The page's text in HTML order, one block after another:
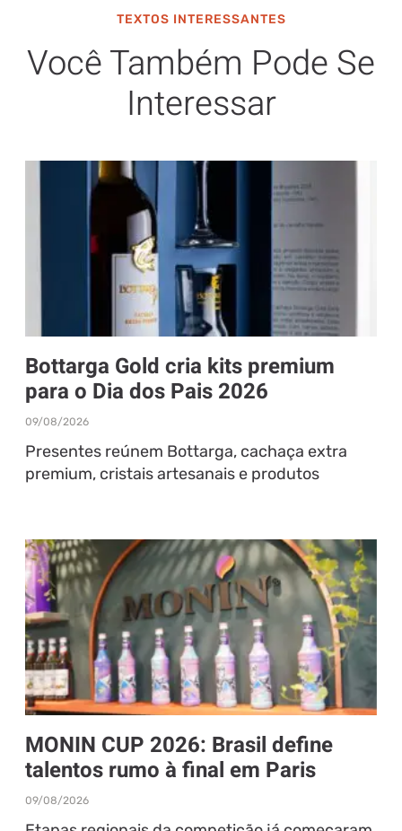
TEXTOS INTERESSANTES
Você Também Pode Se
Interessar
Bottarga Gold cria kits premium
para o Dia dos Pais 2026
09/08/2026
Presentes reúnem Bottarga, cachaça extra
premium, cristais artesanais e produtos
MONIN CUP 2026: Brasil define
talentos rumo à final em Paris
09/08/2026